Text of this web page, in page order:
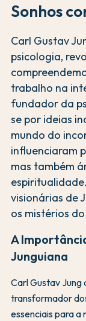
Sonhos
Carl Gustav
psicologia,
trabalho na
fundador da
se por ideias
mundo do
influenciaram
mas também
visionárias de
os mistérios
A
Junguiana
Carl Gustav
transformador
essenciais para a